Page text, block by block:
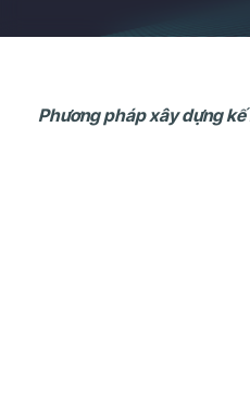
Phương pháp xây dựng